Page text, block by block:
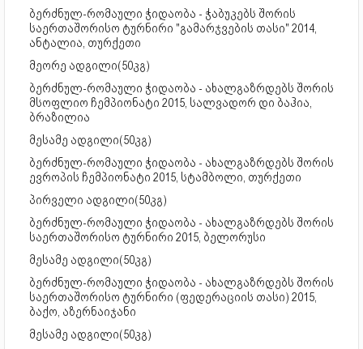
ბერძნულ-რომაული ჭიდაობა - ჭაბუკებს შორის
საერთაშორისო ტურნირი "გამარჯვების თასი" 2014,
ანტალია, თურქეთი
მეორე ადგილი(50კგ)
ბერძნულ-რომაული ჭიდაობა - ახალგაზრდებს შორის
მსოფლიო ჩემპიონატი 2015, სალვადორ დი ბაჰია,
ბრაზილია
მესამე ადგილი(50კგ)
ბერძნულ-რომაული ჭიდაობა - ახალგაზრდებს შორის
ევროპის ჩემპიონატი 2015, სტამბოლი, თურქეთი
პირველი ადგილი(50კგ)
ბერძნულ-რომაული ჭიდაობა - ახალგაზრდებს შორის
საერთაშორისო ტურნირი 2015, ბელორუსი
მესამე ადგილი(50კგ)
ბერძნულ-რომაული ჭიდაობა - ახალგაზრდებს შორის
საერთაშორისო ტურნირი (ფედერაციის თასი) 2015,
ბაქო, აზერნაიჯანი
მესამე ადგილი(50კგ)